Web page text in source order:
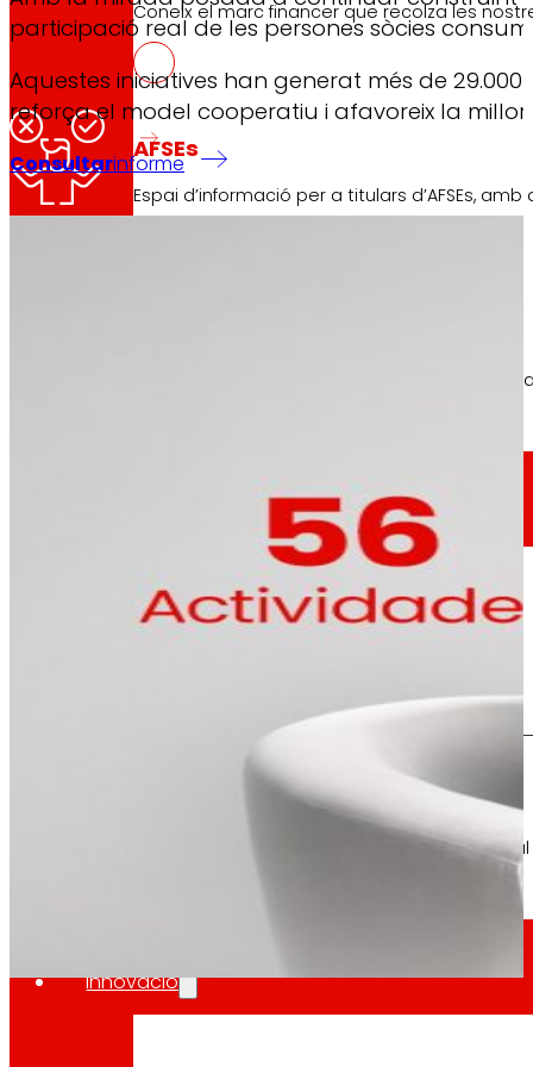
Coneix el marc financer que recolza les
AFSEs
Espai d’informació per a titulars d’AFSEs,
Detall de l’estructura de govern, els seus
Aldia
Tota l’actualitat i els últims passos d’EROSKI
Innovació
La implicació de les
La valoració global del
participació real de les persones sòcies
Aquestes iniciatives han generat més de
reforça el model cooperatiu i afavoreix la
Consultarinforme